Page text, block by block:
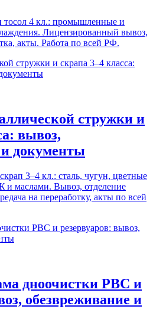
тосол 4 кл.: промышленные и
Лицензированный вывоз,
акты. Работа по всей РФ.
стружки и
вывоз,
документы
3–4 кл.: сталь, чугун, цветные
и маслами. Вывоз, отделение
на переработку, акты по всей
дноочистки РВС и
обезвреживание и